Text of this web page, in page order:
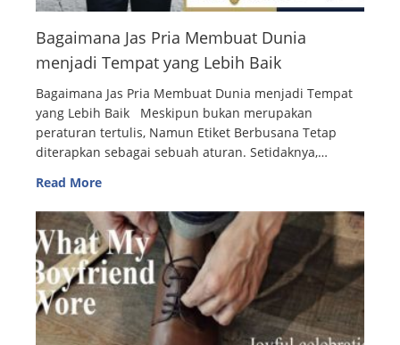
Bagaimana Jas Pria Membuat Dunia
menjadi Tempat yang Lebih Baik
Bagaimana Jas Pria Membuat Dunia menjadi Tempat
yang Lebih Baik Meskipun bukan merupakan
peraturan tertulis, Namun Etiket Berbusana Tetap
diterapkan sebagai sebuah aturan. Setidaknya,…
Read More